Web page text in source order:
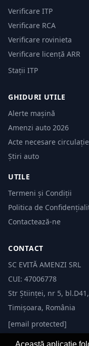
Verificare ITP
Verificare RCA
Verificare rovinieta
Verificare licență ARR
Stații ITP
GHIDURI UTILE
Alerte mașină
Amenzi auto 2026
Acte necesare circulație
Știri auto
UTILE
Termeni și Condiții
Politica de
Contactează-ne
CONTACT
SC EVITĂ AMENZI SRL
CUI: 47006778
Str Științei, nr 5,
Timișoara, România
[email protected]
Această aplicație